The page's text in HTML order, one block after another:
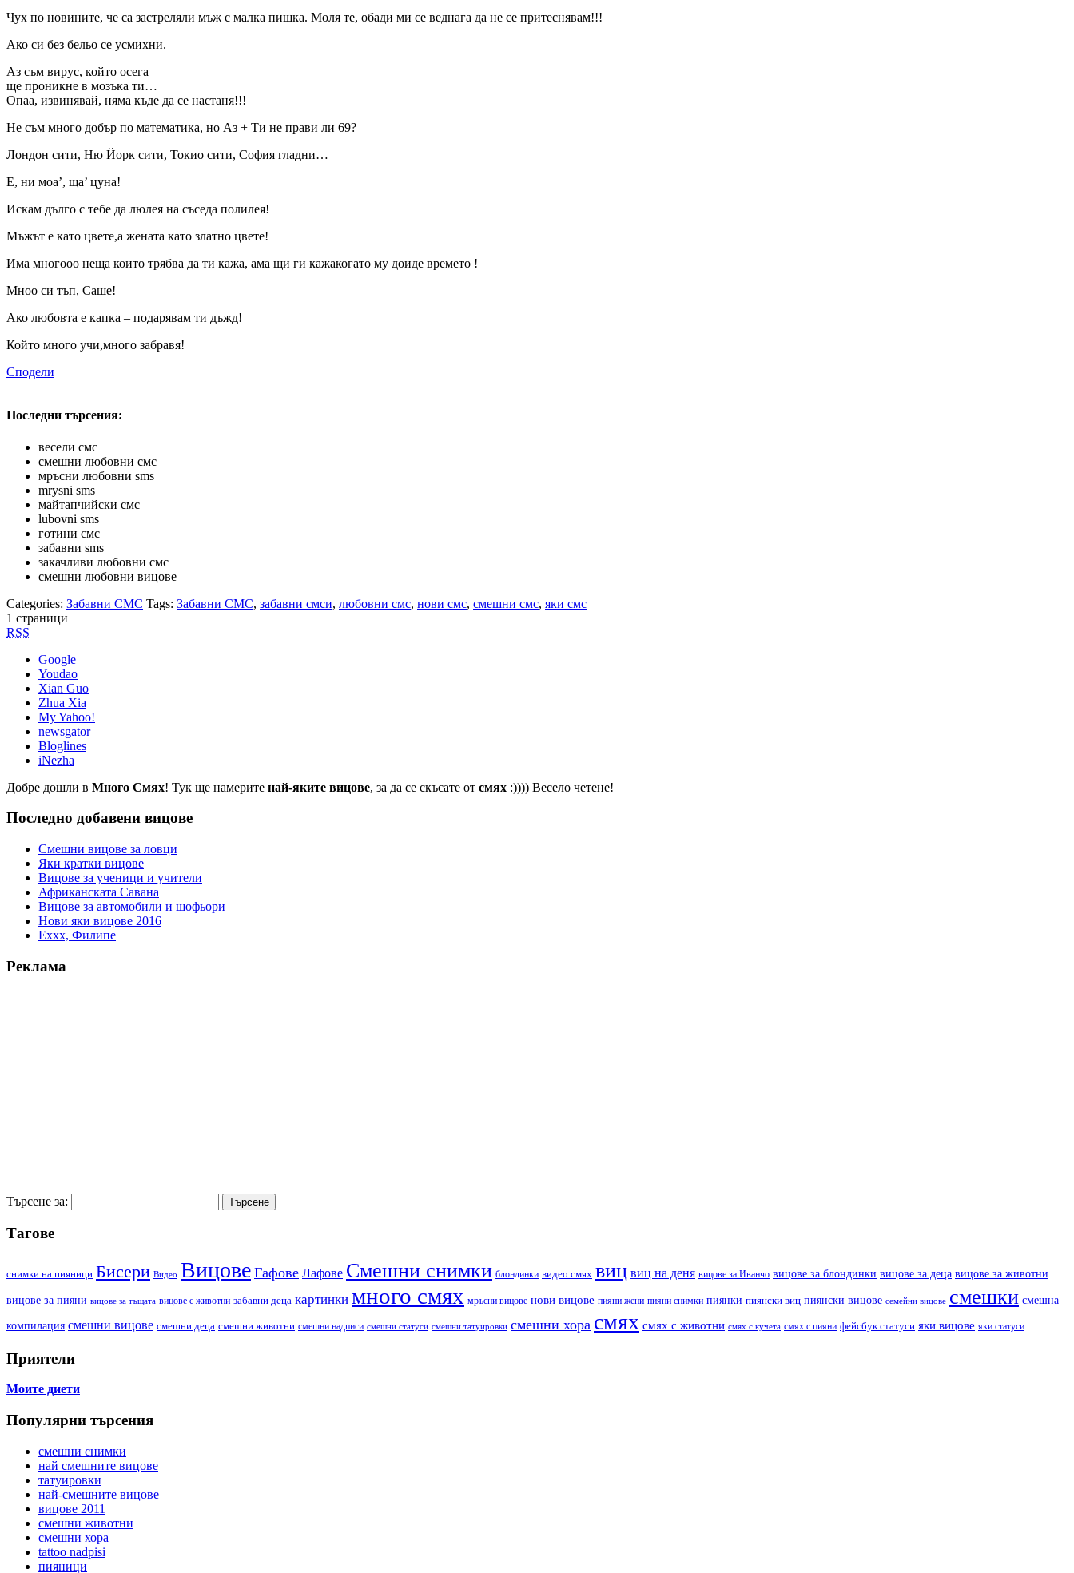
Чух по новините, че са застреляли мъж с малка пишка. Моля те, обади ми се веднага да не се притеснявам!!!
Ако си без бельо се усмихни.
Аз съм вирус, който осега
ще проникне в мозъка ти…
Опаа, извинявай, няма къде да се настаня!!!
Не съм много добър по математика, но Аз + Ти не прави ли 69?
Лондон сити, Ню Йорк сити, Токио сити, София гладни…
Е, ни моа’, ща’ цуна!
Искам дълго с тебе да люлея на съседа полилея!
Мъжът е като цвете,а жената като златно цвете!
Има многооо неща които трябва да ти кажа, ама щи ги кажакогато му доиде времето !
Мноо си тъп, Саше!
Ако любовта е капка – подарявам ти дъжд!
Който много учи,много забравя!
Сподели
Последни търсения:
весели смс
смешни любовни смс
мръсни любовни sms
mrysni sms
майтапчийски смс
lubovni sms
готини смс
забавни sms
закачливи любовни смс
смешни любовни вицове
Categories: Забавни СМС Tags: Забавни СМС, забавни смси, любовни смс, нови смс, смешни смс, яки смс
1 страници
RSS
Google
Youdao
Xian Guo
Zhua Xia
My Yahoo!
newsgator
Bloglines
iNezha
Добре дошли в Много Смях! Тук ще намерите най-яките вицове, за да се скъсате от смях :)))) Весело четене!
Последно добавени вицове
Смешни вицове за ловци
Яки кратки вицове
Вицове за ученици и учители
Африканската Савана
Вицове за автомобили и шофьори
Нови яки вицове 2016
Еххх, Филипе
Реклама
Търсене за:
Тагове
cнимки на пияници Бисери Видео Вицове Гафове Лафове Смешни снимки блондинки видео смях виц виц на деня вицове за Иванчо вицове за блондинки вицове за деца вицове за животни
вицове за пияни вицове за тъщата вицове с животни забавни деца картинки много смях мръсни вицове нови вицове пияни жени пияни снимки пиянки пиянски виц пиянски вицове семейни вицове смешки смешна
компилация смешни вицове смешни деца смешни животни смешни надписи смешни статуси смешни татуировки смешни хора смях смях с животни смях с кучета смях с пияни фейсбук статуси яки вицове яки статуси
Приятели
Моите диети
Популярни търсения
смешни снимки
най смешните вицове
татуировки
най-смешните вицове
вицове 2011
смешни животни
смешни хора
tattoo nadpisi
пияници